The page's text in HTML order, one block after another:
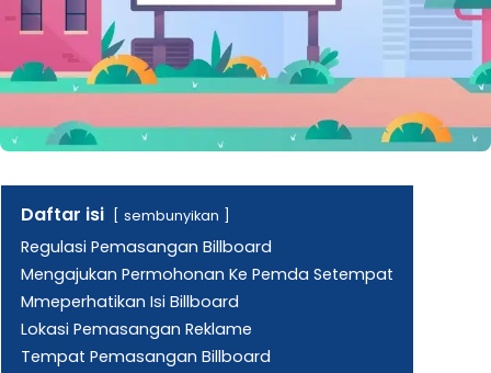
Daftar isi sembunyikan
Regulasi Pemasangan Billboard
Mengajukan Permohonan Ke Pemda Setempat
Mmeperhatikan Isi Billboard
Lokasi Pemasangan Reklame
Tempat Pemasangan Billboard